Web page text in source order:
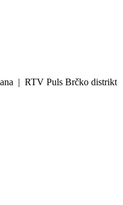
| RTV Puls Brčko distrikt